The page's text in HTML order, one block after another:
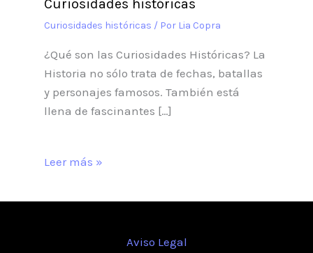
Curiosidades históricas
Curiosidades históricas / Por Lia Copra
¿Qué son las Curiosidades Históricas? La
Historia no sólo trata de fechas, batallas
y personajes famosos. También está
llena de fascinantes […]
Leer más »
Aviso Legal